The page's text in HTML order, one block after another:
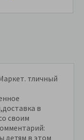
тличный
в
своим
детям в этом